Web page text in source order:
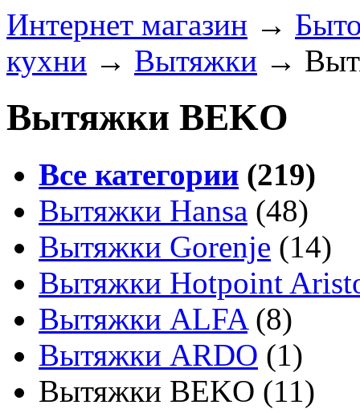
Интернет магазин →
кухни → Вытяжки →
Вытяжки BEKO
Все категории (219)
Вытяжки Hansa (48)
Вытяжки Gorenje (14)
Вытяжки Hotpoint
Вытяжки ALFA(8)
Вытяжки ARDO (1)
Вытяжки BEKO (11)